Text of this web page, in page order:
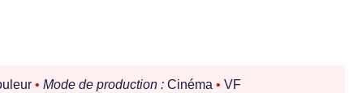
• Mode de production : Cinéma • VF